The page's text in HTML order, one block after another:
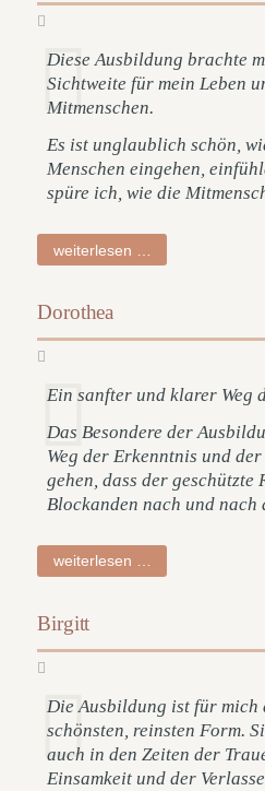
Diese Ausbildung brachte
Sichtweite für mein Leben
Mitmenschen.
Es ist unglaublich schön,
Menschen eingehen,
spüre ich, wie die
weiterlesen …
Dorothea
Ein sanfter und klarer Weg
Das Besondere der
Weg der Erkenntnis und
gehen, dass der geschützte
Blockanden nach und nach
weiterlesen …
Birgitt
Die Ausbildung ist für
schönsten, reinsten Form.
auch in den Zeiten der
Einsamkeit und der